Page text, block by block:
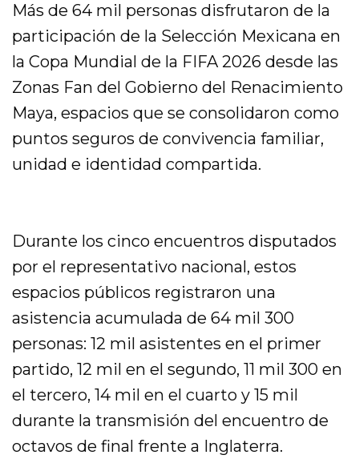
Más de 64 mil personas disfrutaron de la
participación de la Selección Mexicana en
la Copa Mundial de la FIFA 2026 desde las
Zonas Fan del Gobierno del Renacimiento
Maya, espacios que se consolidaron como
puntos seguros de convivencia familiar,
unidad e identidad compartida.
Durante los cinco encuentros disputados
por el representativo nacional, estos
espacios públicos registraron una
asistencia acumulada de 64 mil 300
personas: 12 mil asistentes en el primer
partido, 12 mil en el segundo, 11 mil 300 en
el tercero, 14 mil en el cuarto y 15 mil
durante la transmisión del encuentro de
octavos de final frente a Inglaterra.